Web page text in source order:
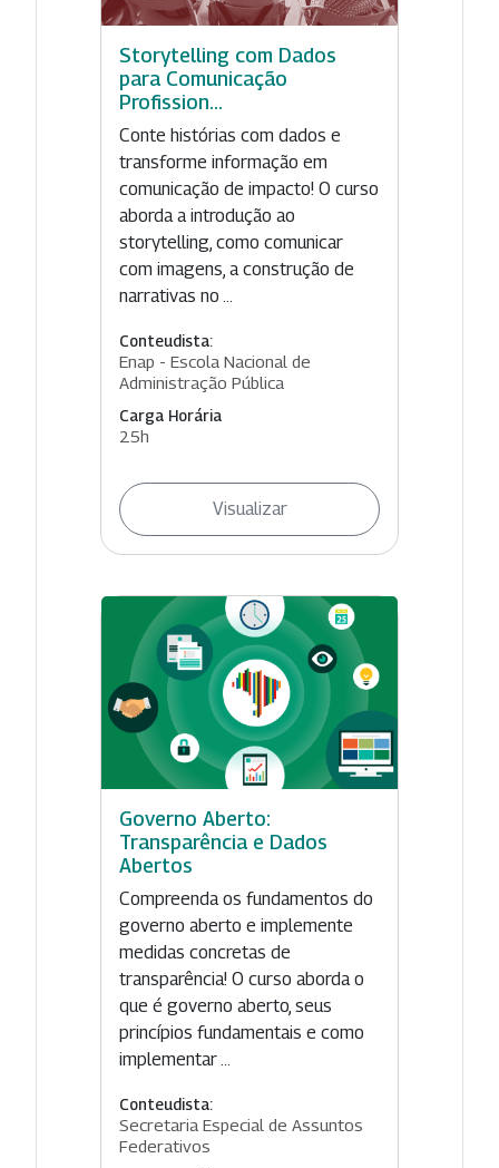
Storytelling com Dados
para Comunicação
Profission...
Conte histórias com dados e
transforme informação em
comunicação de impacto! O curso
aborda a introdução ao
storytelling, como comunicar
com imagens, a construção de
narrativas no ...
Conteudista:
Enap - Escola Nacional de
Administração Pública
Carga Horária
25h
Visualizar
Governo Aberto:
Transparência e Dados
Abertos
Compreenda os fundamentos do
governo aberto e implemente
medidas concretas de
transparência! O curso aborda o
que é governo aberto, seus
princípios fundamentais e como
implementar ...
Conteudista:
Secretaria Especial de Assuntos
Federativos